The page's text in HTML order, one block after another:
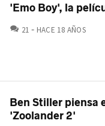
'Emo Boy', la
21 COMENTARIOS
HACE 18 AÑOS
Ben Stiller piensa
'Zoolander 2'